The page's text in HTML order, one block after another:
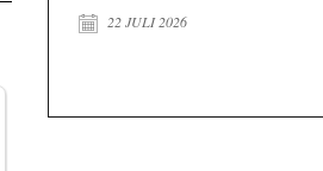
22 JULI 2026